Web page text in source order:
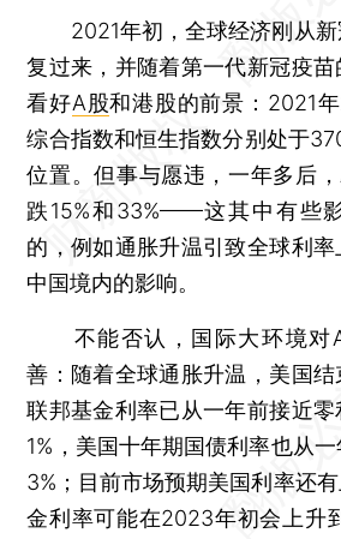
2021年初，全球经济刚从新
复过来，并随着第一代新冠疫
看好A股和港股的前景：2021
综合指数和恒生指数分别处于
位置。但事与愿违，一年多后
跌15%和33%——这其中有些
的，例如通胀升温引致全球利
中国境内的影响。
不能否认，国际大环境对
善：随着全球通胀升温，美国结
联邦基金利率已从一年前接近
1%，美国十年期国债利率也从
3%；目前市场预期美国利率还
金利率可能在2023年初会上升